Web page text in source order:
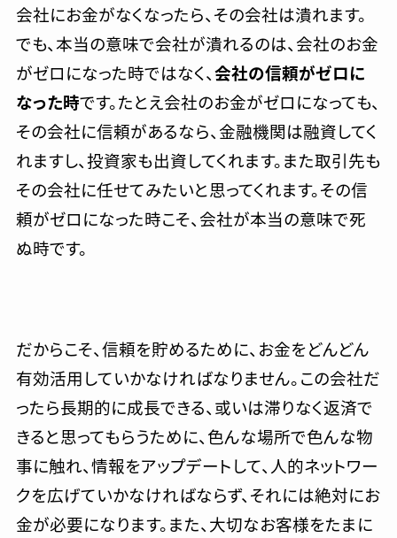
会社にお金がなくなったら、その会社は潰れます。
でも、本当の意味で会社が潰れるのは、会社のお金
がゼロになった時ではなく、会社の信頼がゼロに
なった時です。たとえ会社のお金がゼロになっても、
その会社に信頼があるなら、金融機関は融資してく
れますし、投資家も出資してくれます。また取引先も
その会社に任せてみたいと思ってくれます。その信
頼がゼロになった時こそ、会社が本当の意味で死
ぬ時です。
だからこそ、信頼を貯めるために、お金をどんどん
有効活用していかなければなりません。この会社だ
ったら長期的に成長できる、或いは滞りなく返済で
きると思ってもらうために、色んな場所で色んな物
事に触れ、情報をアップデートして、人的ネットワー
クを広げていかなければならず、それには絶対にお
金が必要になります。また、大切なお客様をたまに